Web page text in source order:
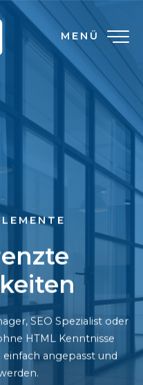
MENÜ
SEO Spezialist oder
HTML Kenntnisse
angepasst und